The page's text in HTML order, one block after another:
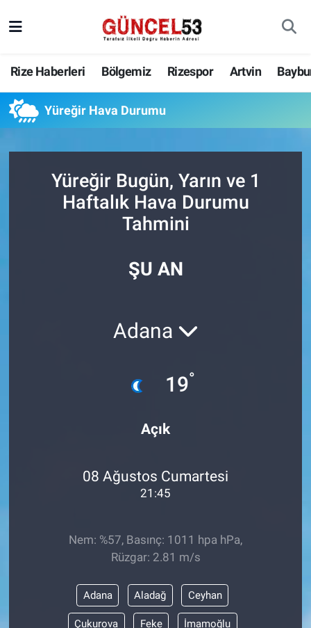
Rize Haberleri Bölgemiz Rizespor Artvin
Yüreğir Hava Durumu
Yüreğir Bugün, Yarın ve 1
Haftalık Hava Durumu
Tahmini
ŞU AN
Adana
19°
Açık
08 Ağustos Cumartesi
21:45
Nem: %57, Basınç: 1011 hpa hPa,
Rüzgar: 2.81 m/s
Adana Aladağ Ceyhan
Çukurova Feke İmamoğlu